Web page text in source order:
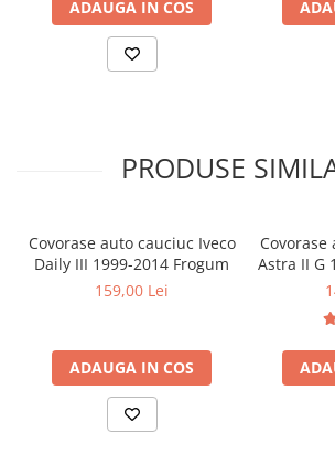
ADAUGA IN COS
PRODUSE
Covorase auto cauciuc Iveco
Daily III 1999-2014 Frogum
159,00 Lei
ADAUGA IN COS
Astra II G